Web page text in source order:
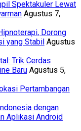
Spektakuler Lewat
Agustus 7,
Dorong
yang Stabil Agustus
Trik Cerdas
Baru Agustus 5,
Pertambangan
dengan
Aplikasi Android